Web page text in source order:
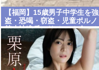
【福岡】15歳男子中学生を強
盗・恐喝・窃盗・児童ポルノ
禁止法違反・リベンジポルノ
防止法違反など6事件7つの容
疑で逮捕・送検